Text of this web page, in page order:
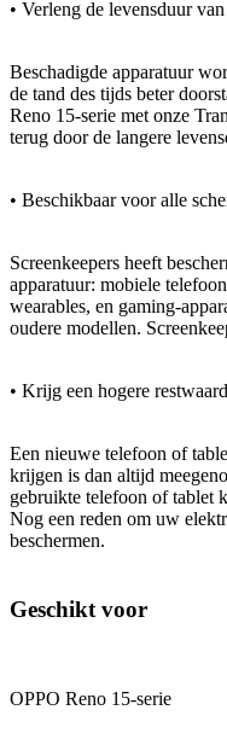
• Verleng de levensduur
Beschadigde apparatuur
de tand des tijds beter
Reno 15-serie met onze
terug door de langere
• Beschikbaar voor alle
Screenkeepers heeft
apparatuur: mobiele
wearables, en gaming-
oudere modellen.
• Krijg een hogere
Een nieuwe telefoon of
krijgen is dan altijd
gebruikte telefoon of tablet
Nog een reden om uw
beschermen.
Geschikt voor
OPPO Reno 15-serie